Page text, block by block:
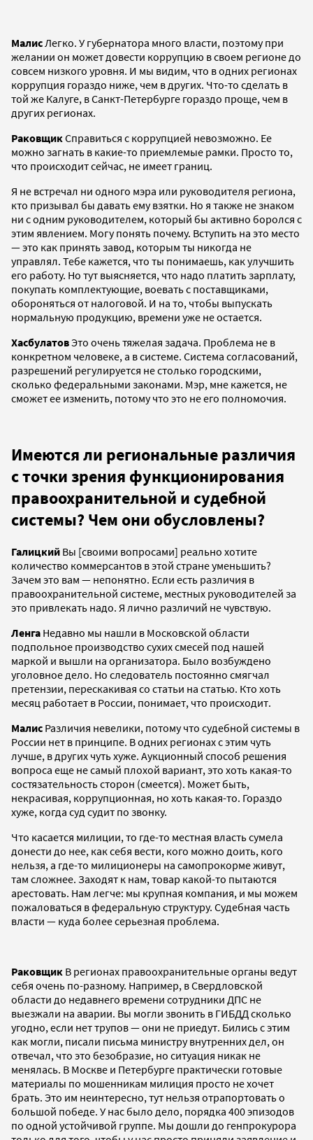
Малис Легко. У губернатора много власти, поэтому при
желании он может довести коррупцию в своем регионе до
совсем низкого уровня. И мы видим, что в одних регионах
коррупция гораздо ниже, чем в других. Что-то сделать в
той же Калуге, в Санкт-Петербурге гораздо проще, чем в
других регионах.
Раковщик Справиться с коррупцией невозможно. Ее
можно загнать в какие-то приемлемые рамки. Просто то,
что происходит сейчас, не имеет границ.
Я не встречал ни одного мэра или руководителя региона,
кто призывал бы давать ему взятки. Но я также не знаком
ни с одним руководителем, который бы активно боролся с
этим явлением. Могу понять почему. Вступить на это место
— это как принять завод, которым ты никогда не
управлял. Тебе кажется, что ты понимаешь, как улучшить
его работу. Но тут выясняется, что надо платить зарплату,
покупать комплектующие, воевать с поставщиками,
обороняться от налоговой. И на то, чтобы выпускать
нормальную продукцию, времени уже не остается.
ХасбулатовЭто очень тяжелая задача. Проблема не в
конкретном человеке, а в системе. Система согласований,
разрешений регулируется не столько городскими,
сколько федеральными законами. Мэр, мне кажется, не
сможет ее изменить, потому что это не его полномочия.
Имеются ли региональные различия
с точки зрения функционирования
правоохранительной и судебной
системы? Чем они обусловлены?
Галицкий Вы [своими вопросами] реально хотите
количество коммерсантов в этой стране уменьшить?
Зачем это вам — непонятно. Если есть различия в
правоохранительной системе, местных руководителей за
это привлекать надо. Я лично различий не чувствую.
Ленга Недавно мы нашли в Московской области
подпольное производство сухих смесей под нашей
маркой и вышли на организатора. Было возбуждено
уголовное дело. Но следователь постоянно смягчал
претензии, перескакивая со статьи на статью. Кто хоть
месяц работает в России, понимает, что происходит.
Малис Различия невелики, потому что судебной системы в
России нет в принципе. В одних регионах с этим чуть
лучше, в других чуть хуже. Аукционный способ решения
вопроса еще не самый плохой вариант, это хоть какая-то
состязательность сторон (смеется). Может быть,
некрасивая, коррупционная, но хоть какая-то. Гораздо
хуже, когда суд судит по звонку.
Что касается милиции, то где-то местная власть сумела
донести до нее, как себя вести, кого можно доить, кого
нельзя, а где-то милиционеры на самопрокорме живут,
там сложнее. Заходят к нам, товар какой-то пытаются
арестовать. Нам легче: мы крупная компания, и мы можем
пожаловаться в федеральную структуру. Судебная часть
власти — куда более серьезная проблема.
Раковщик В регионах правоохранительные органы ведут
себя очень по-разному. Например, в Свердловской
области до недавнего времени сотрудники ДПС не
выезжали на аварии. Вы могли звонить в ГИБДД сколько
угодно, если нет трупов — они не приедут. Бились с этим
как могли, писали письма министру внутренних дел, он
отвечал, что это безобразие, но ситуация никак не
менялась. В Москве и Петербурге практически готовые
материалы по мошенникам милиция просто не хочет
брать. Это им неинтересно, тут нельзя отрапортовать о
большой победе. У нас было дело, порядка 400 эпизодов
по одной устойчивой группе. Мы дошли до генпрокурора